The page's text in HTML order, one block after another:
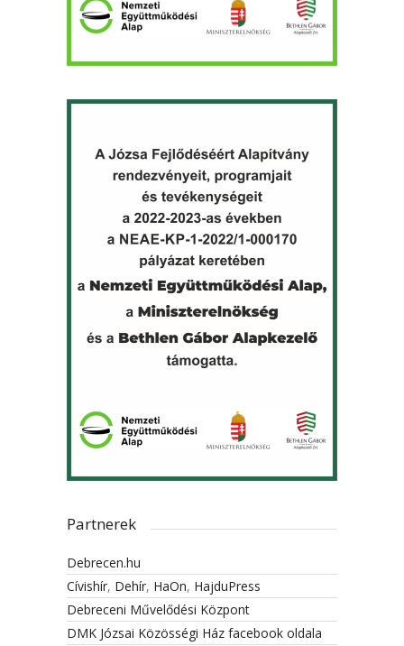
Partnerek
Debrecen.hu
Cívishír, Dehír, HaOn, HajduPress
Debreceni Művelődési Központ
DMK Józsai Közösségi Ház facebook oldala